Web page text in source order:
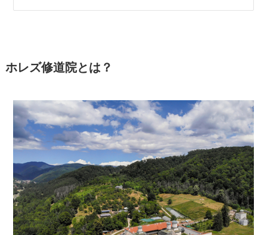
ホレズ修道院とは？